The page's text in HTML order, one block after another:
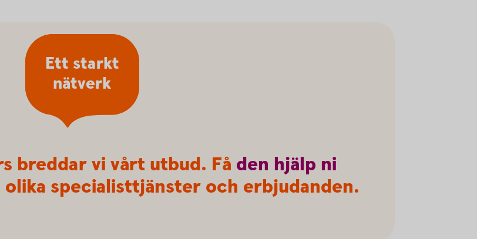
Ett starkt
nätverk
breddar vi vårt utbud. Få den hjälp ni
specialisttjänster och erbjudanden.